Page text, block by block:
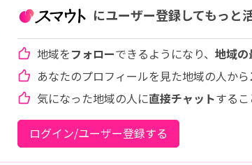
にユーザー登録してもっと
地域をフォローできるようになり、 地域の
あなたのプロフィールを見た地域の人から
気になった地域の人に直接チャットする
ログイン/ユーザー登録する